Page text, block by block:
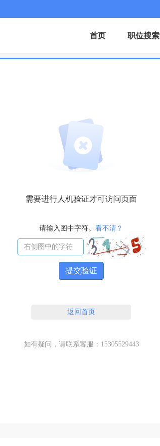
首页 职位搜索
需要进行人机验证才可访问页面
请输入图中字符。 看不清？
提交验证
返回首页
如有疑问，请联系客服：15305529443